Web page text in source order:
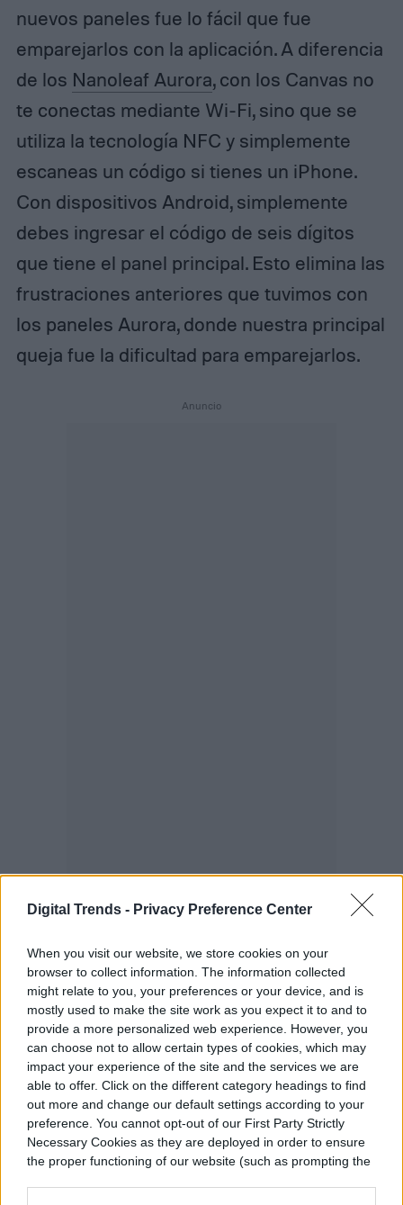
Digital Trends - Privacy Preference Center
When you visit our website, we store cookies on your
browser to collect information. The information collected
might relate to you, your preferences or your device, and is
mostly used to make the site work as you expect it to and to
provide a more personalized web experience. However, you
can choose not to allow certain types of cookies, which may
impact your experience of the site and the services we are
able to offer. Click on the different category headings to find
out more and change our default settings according to your
preference. You cannot opt-out of our First Party Strictly
Necessary Cookies as they are deployed in order to ensure
the proper functioning of our website (such as prompting the
nuevos paneles fue lo fácil que fue
emparejarlos con la aplicación. A diferencia
de los Nanoleaf Aurora, con los Canvas no
te conectas mediante Wi-Fi, sino que se
utiliza la tecnología NFC y simplemente
escaneas un código si tienes un iPhone.
Con dispositivos Android, simplemente
debes ingresar el código de seis dígitos
que tiene el panel principal. Esto elimina las
frustraciones anteriores que tuvimos con
los paneles Aurora, donde nuestra principal
queja fue la dificultad para emparejarlos.
Más posibilidades de control
El panel principal es aquel que cuenta con
botones táctiles. Anteriormente, solamente
podías manejar los paneles con la
aplicación y si tenías problemas con la